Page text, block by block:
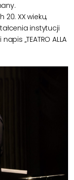
XX wieku,
instytucji
„TEATRO ALLA